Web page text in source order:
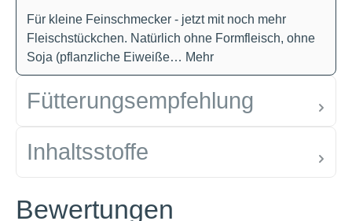
Für kleine Feinschmecker - jetzt mit noch mehr
Fleischstückchen. Natürlich ohne Formfleisch, ohne
Soja (pflanzliche Eiweiße… Mehr
Fütterungsempfehlung
Inhaltsstoffe
Bewertungen